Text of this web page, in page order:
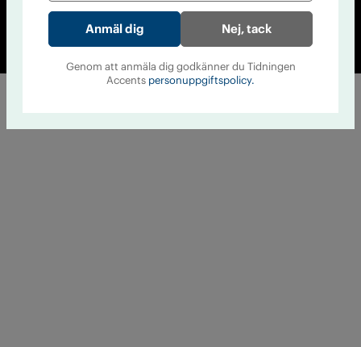
© Tidningen Accent 2026
Cookiepolicy
Personuppgiftspolicy
Nej, tack
Genom att anmäla dig godkänner du Tidningen
Accents personuppgiftspolicy.